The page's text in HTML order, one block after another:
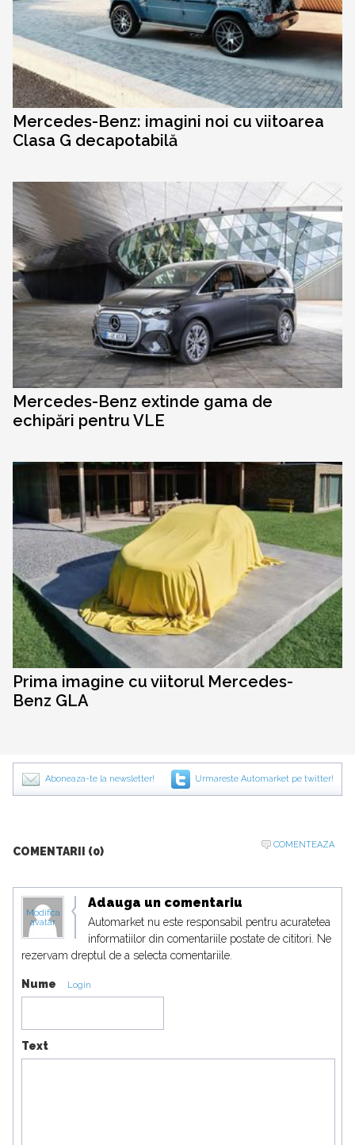
Mercedes-Benz: imagini noi cu viitoarea
Clasa G decapotabilă
Mercedes-Benz extinde gama de
echipări pentru VLE
Prima imagine cu viitorul Mercedes-
Benz GLA
Aboneaza-te la newsletter! Urmareste Automarket pe twitter!
COMENTARII (0)
COMENTEAZA
Modifica
avatar
Adauga un comentariu
Automarket nu este responsabil pentru acuratetea
informatiilor din comentariile postate de cititori. Ne
rezervam dreptul de a selecta comentariile.
Nume Login
Text